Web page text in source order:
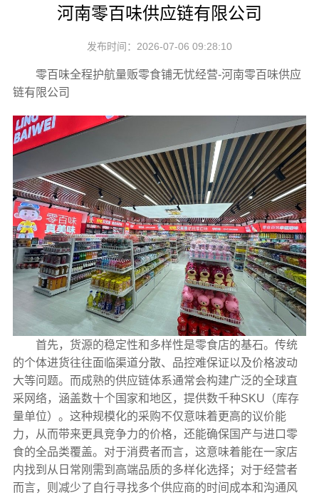
河南零百味供应链有限公司
发布时间：2026-07-06 09:28:10
零百味全程护航量贩零食铺无忧经营-河南零百味供应
链有限公司
首先，货源的稳定性和多样性是零食店的基石。传统
的个体进货往往面临渠道分散、品控难保证以及价格波动
大等问题。而成熟的供应链体系通常会构建广泛的全球直
采网络，涵盖数十个国家和地区，提供数千种SKU（库存
量单位）。这种规模化的采购不仅意味着更高的议价能
力，从而带来更具竞争力的价格，还能确保国产与进口零
食的全品类覆盖。对于消费者而言，这意味着能在一家店
内找到从日常刚需到高端品质的多样化选择；对于经营者
而言，则减少了自行寻找多个供应商的时间成本和沟通风